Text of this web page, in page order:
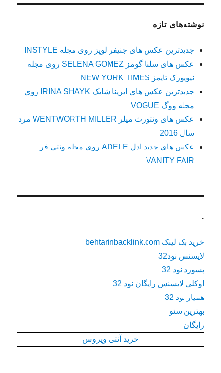
نوشته‌های تازه
جدیدترین عکس های جنیفر لوپز روی مجله INSTYLE
عکس های سلنا گومز SELENA GOMEZ روی مجله
نیویورک تایمز NEW YORK TIMES
جدیدترین عکس های ایرینا شایک IRINA SHAYK روی
مجله ووگ VOGUE
عکس های ونتورث میلر WENTWORTH MILLER مرد
سال 2016
عکس های جدید ادل ADELE روی مجله ونتی فر
VANITY FAIR
.
خرید بک لینک behtarinbacklink.com
لایسنس نود32
پسورد نود 32
اوکلی لایسنس رایگان نود 32
همیار نود 32
بهترین سئو
رایگان
خرید آنتی ویروس